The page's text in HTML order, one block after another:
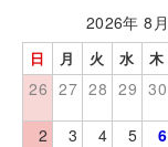
2026年 8月
日 月 火 水 木
26 27 28 29 30
2 3 4 5 6